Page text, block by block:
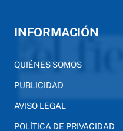
INFORMACIÓN
QUIÉNES SOMOS
PUBLICIDAD
AVISO LEGAL
POLÍTICA DE PRIVACIDAD